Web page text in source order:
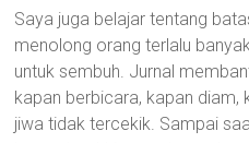
Saya juga belajar tentang
menolong orang terlalu
untuk sembuh. Jurnal
kapan berbicara, kapan diam,
jiwa tidak tercekik. Sampai